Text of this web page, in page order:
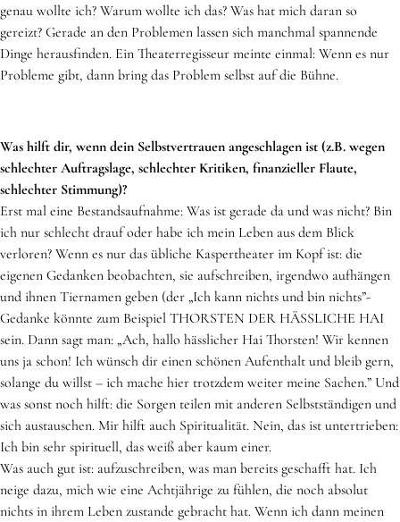
genau wollte ich? Warum wollte ich das? Was hat mich daran so
gereizt? Gerade an den Problemen lassen sich manchmal spannende
Dinge herausfinden. Ein Theaterregisseur meinte einmal: Wenn es nur
Probleme gibt, dann bring das Problem selbst auf die Bühne.
Was hilft dir, wenn dein Selbstvertrauen angeschlagen ist (z.B. wegen
schlechter Auftragslage, schlechter Kritiken, finanzieller Flaute,
schlechter Stimmung)?
Erst mal eine Bestandsaufnahme: Was ist gerade da und was nicht? Bin
ich nur schlecht drauf oder habe ich mein Leben aus dem Blick
verloren? Wenn es nur das übliche Kaspertheater im Kopf ist: die
eigenen Gedanken beobachten, sie aufschreiben, irgendwo aufhängen
und ihnen Tiernamen geben (der „Ich kann nichts und bin nichts”-
Gedanke könnte zum Beispiel THORSTEN DER HÄSSLICHE HAI
sein. Dann sagt man: „Ach, hallo hässlicher Hai Thorsten! Wir kennen
uns ja schon! Ich wünsch dir einen schönen Aufenthalt und bleib gern,
solange du willst – ich mache hier trotzdem weiter meine Sachen.” Und
was sonst noch hilft: die Sorgen teilen mit anderen Selbstständigen und
sich austauschen. Mir hilft auch Spiritualität. Nein, das ist untertrieben:
Ich bin sehr spirituell, das weiß aber kaum einer.
Was auch gut ist: aufzuschreiben, was man bereits geschafft hat. Ich
neige dazu, mich wie eine Achtjährige zu fühlen, die noch absolut
nichts in ihrem Leben zustande gebracht hat. Wenn ich dann meinen